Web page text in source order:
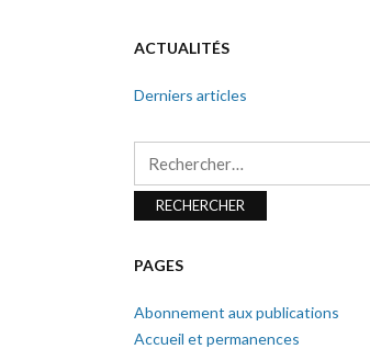
ACTUALITÉS
Derniers articles
PAGES
Abonnement aux publications
Accueil et permanences